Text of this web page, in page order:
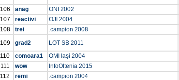
106
anag ONI 2002
107
reactivi OJI 2004
108
trei .campion 2008
109
grad2 LOT SB 2011
110
comoara1 OMI Iaşi 2004
111
wow InfoOltenia 2015
112
remi .campion 2004